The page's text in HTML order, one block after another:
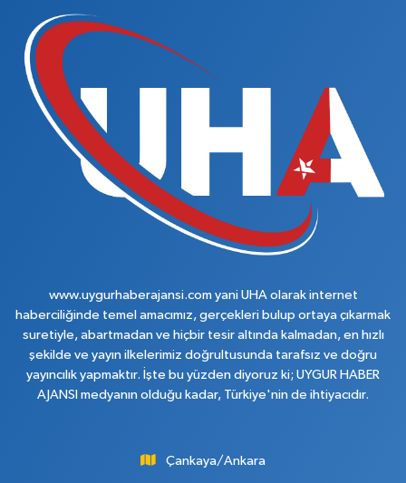
www.uygurhaberajansi.com yani UHA olarak internet
haberciliğinde temel amacımız, gerçekleri bulup ortaya çıkarmak
suretiyle, abartmadan ve hiçbir tesir altında kalmadan, en hızlı
şekilde ve yayın ilkelerimiz doğrultusunda tarafsız ve doğru
yayıncılık yapmaktır. İşte bu yüzden diyoruz ki; UYGUR HABER
AJANSI medyanın olduğu kadar, Türkiye'nin de ihtiyacıdır.
Çankaya/Ankara